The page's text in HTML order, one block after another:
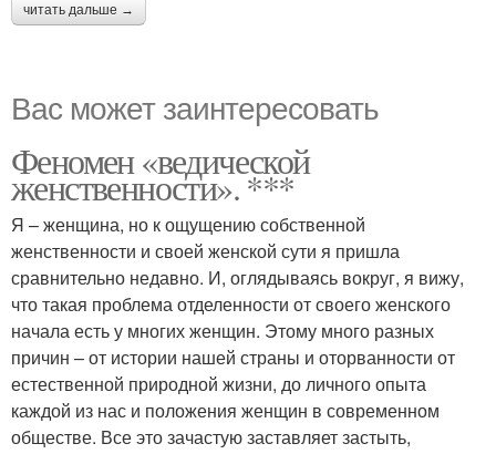
читать дальше →
Вас может заинтересовать
Феномен «ведической
женственности». ***
Я – женщина, но к ощущению собственной
женственности и своей женской сути я пришла
сравнительно недавно. И, оглядываясь вокруг, я вижу,
что такая проблема отделенности от своего женского
начала есть у многих женщин. Этому много разных
причин – от истории нашей страны и оторванности от
естественной природной жизни, до личного опыта
каждой из нас и положения женщин в современном
обществе. Все это зачастую заставляет застыть,